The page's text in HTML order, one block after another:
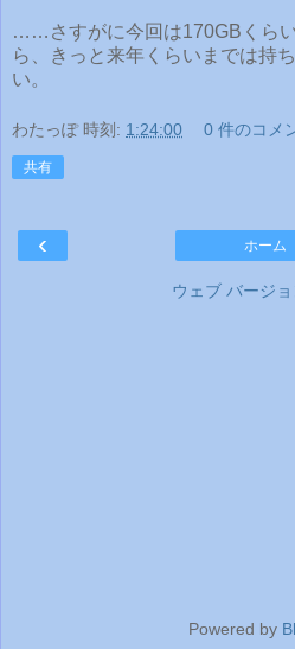
……さすがに今回は170GBくら
ら、きっと来年くらいまでは持
い。
わたっぽ 時刻: 1:24:00 0 件のコメ
共有
‹ ホーム
ウェブ バージ
Powered by